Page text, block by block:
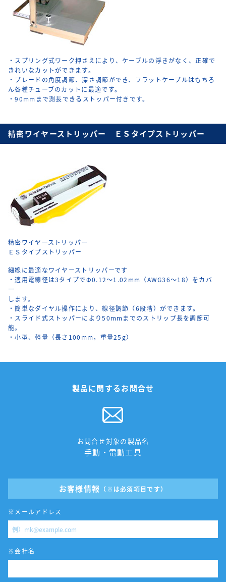
・スプリング式ワーク押さえにより、ケーブルの浮きがなく、正確で
きれいなカットができます。
・ブレードの角度調節、深さ調節ができ、フラットケーブルはもちろ
ん各種チューブのカットに最適です。
・90mmまで測長できるストッパー付きです。
精密ワイヤーストリッパー ＥＳタイプストリッパー
精密ワイヤーストリッパー
ＥＳタイプストリッパー
細線に最適なワイヤーストリッパーです
・適用電線径は3タイプでΦ0.12～1.02mm（AWG36～18）をカバ
ー
します。
・簡単なダイヤル操作により、線径調節（6段階）ができます。
・スライド式ストッパーにより50mmまでのストリップ長を調節可
能。
・小型、軽量（長さ100mm，重量25g）
製品に関するお問合せ
お問合せ対象の製品名
手動・電動工具
お客様情報 （※は必須項目です）
※メールアドレス
※会社名